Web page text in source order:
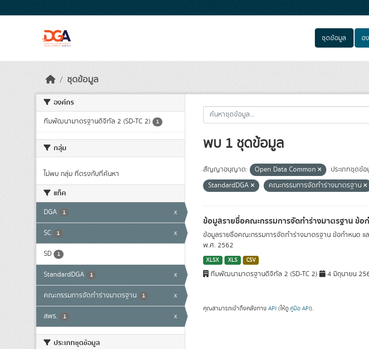
ชุดข้อมูล อ
ชุดข้อมูล
องค์กร
ทีมพัฒนามาตรฐานดิจิทัล 2 (SD-TC 2) 1
กลุ่ม
ไม่พบ กลุ่ม ที่ตรงกับที่ค้นหา
แท็ค
DGA 1 x
SC 1 x
SD 1
StandardDGA 1 x
คณะกรรมการจัดทำร่างมาตรฐาน 1 x
สพร. 1 x
ประเภทชุดข้อมูล
พบ 1 ชุดข้อมูล
สัญญาอนุญาต: Open Data Common ประเภทชุดข้
StandardDGA
คณะกรรมการจัดทำร่างมาตรฐาน
ข้อมูลรายชื่อคณะกรรมการจัดทำร่างมาตรฐาน ข้
ข้อมูลรายชื่อคณะกรรมการจัดทำร่างมาตรฐาน ข้อกำหนด แ
พ.ศ. 2562
XLSX XLS CSV
ทีมพัฒนามาตรฐานดิจิทัล 2 (SD-TC 2) 4 มิถุนายน
คุณสามารถเข้าถึงคลังทาง API (ให้ดู คู่มือ API).